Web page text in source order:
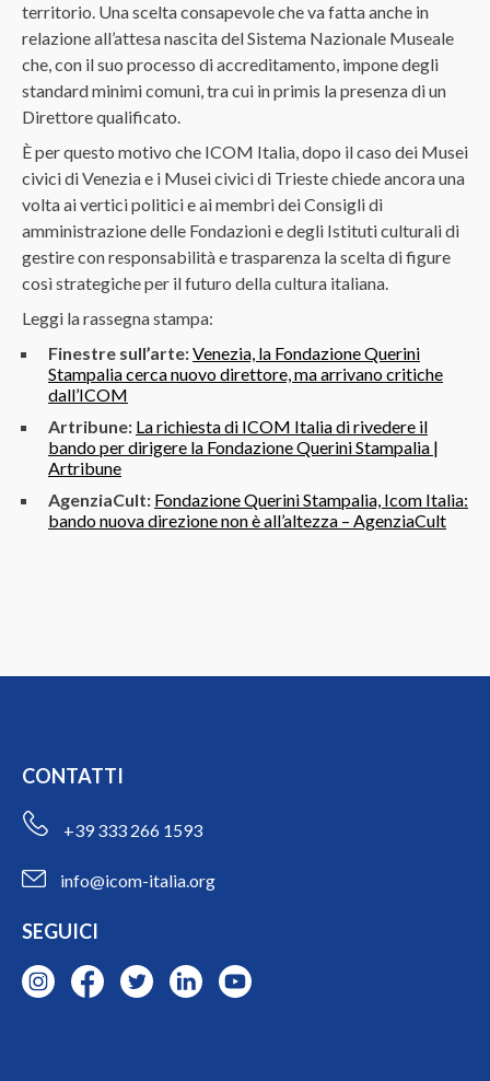
territorio. Una scelta consapevole che va fatta anche in
relazione all’attesa nascitadel Sistema Nazionale Museale
che, con il suo processo di accreditamento, impone degli
standard minimi comuni, tra cui in primis la presenza di un
Direttore qualificato.
È per questo motivo che ICOM Italia, dopo il caso dei Musei
civici di Venezia e i Musei civici di Trieste chiede ancora una
volta ai vertici politici e ai membri dei Consigli di
amministrazione delle Fondazioni e degli Istituti culturali di
gestire con responsabilità e trasparenza la scelta di figure
così strategiche per il futuro della cultura italiana.
Leggi la rassegna stampa:
Finestre sull’arte:Venezia, la Fondazione Querini
Stampalia cerca nuovo direttore, ma arrivano critiche
dall’ICOM
Artribune: La richiesta di ICOM Italia di rivedere il
bando per dirigere la Fondazione Querini Stampalia |
Artribune
AgenziaCult: Fondazione Querini Stampalia, Icom Italia:
bando nuova direzione non è all’altezza – AgenziaCult
CONTATTI
+39 333 266 1593
info@icom-italia.org
SEGUICI